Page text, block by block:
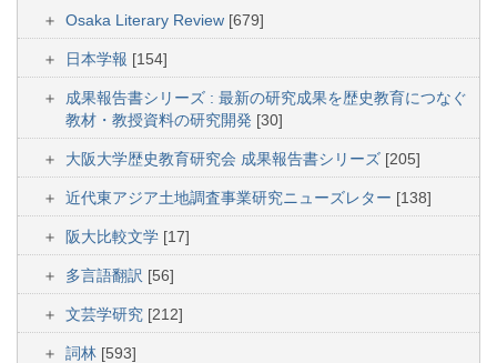
Osaka Literary Review [679]
日本学報 [154]
成果報告書シリーズ : 最新の研究成果を歴史教育につなぐ
教材・教授資料の研究開発 [30]
大阪大学歴史教育研究会 成果報告書シリーズ [205]
近代東アジア土地調査事業研究ニューズレター [138]
阪大比較文学 [17]
多言語翻訳 [56]
文芸学研究 [212]
詞林 [593]